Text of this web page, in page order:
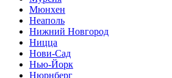
Мюнхен
Неаполь
Нижний Новгород
Ницца
Нови-Сад
Нью-Йорк
Нюрнберг